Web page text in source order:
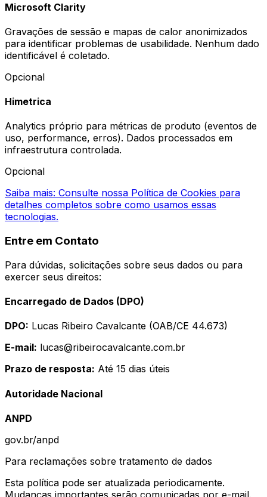
Microsoft Clarity
Gravações de sessão e mapas de calor anonimizados
para identificar problemas de usabilidade. Nenhum dado
identificável é coletado.
Opcional
Himetrica
Analytics próprio para métricas de produto (eventos de
uso, performance, erros). Dados processados em
infraestrutura controlada.
Opcional
Saiba mais: Consulte nossa Política de Cookies para
detalhes completos sobre como usamos essas
tecnologias.
Entre em Contato
Para dúvidas, solicitações sobre seus dados ou para
exercer seus direitos:
Encarregado de Dados (DPO)
DPO: Lucas Ribeiro Cavalcante (OAB/CE 44.673)
E-mail: lucas@ribeirocavalcante.com.br
Prazo de resposta: Até 15 dias úteis
Autoridade Nacional
ANPD
gov.br/anpd
Para reclamações sobre tratamento de dados
Esta política pode ser atualizada periodicamente.
Mudanças importantes serão comunicadas por e-mail.